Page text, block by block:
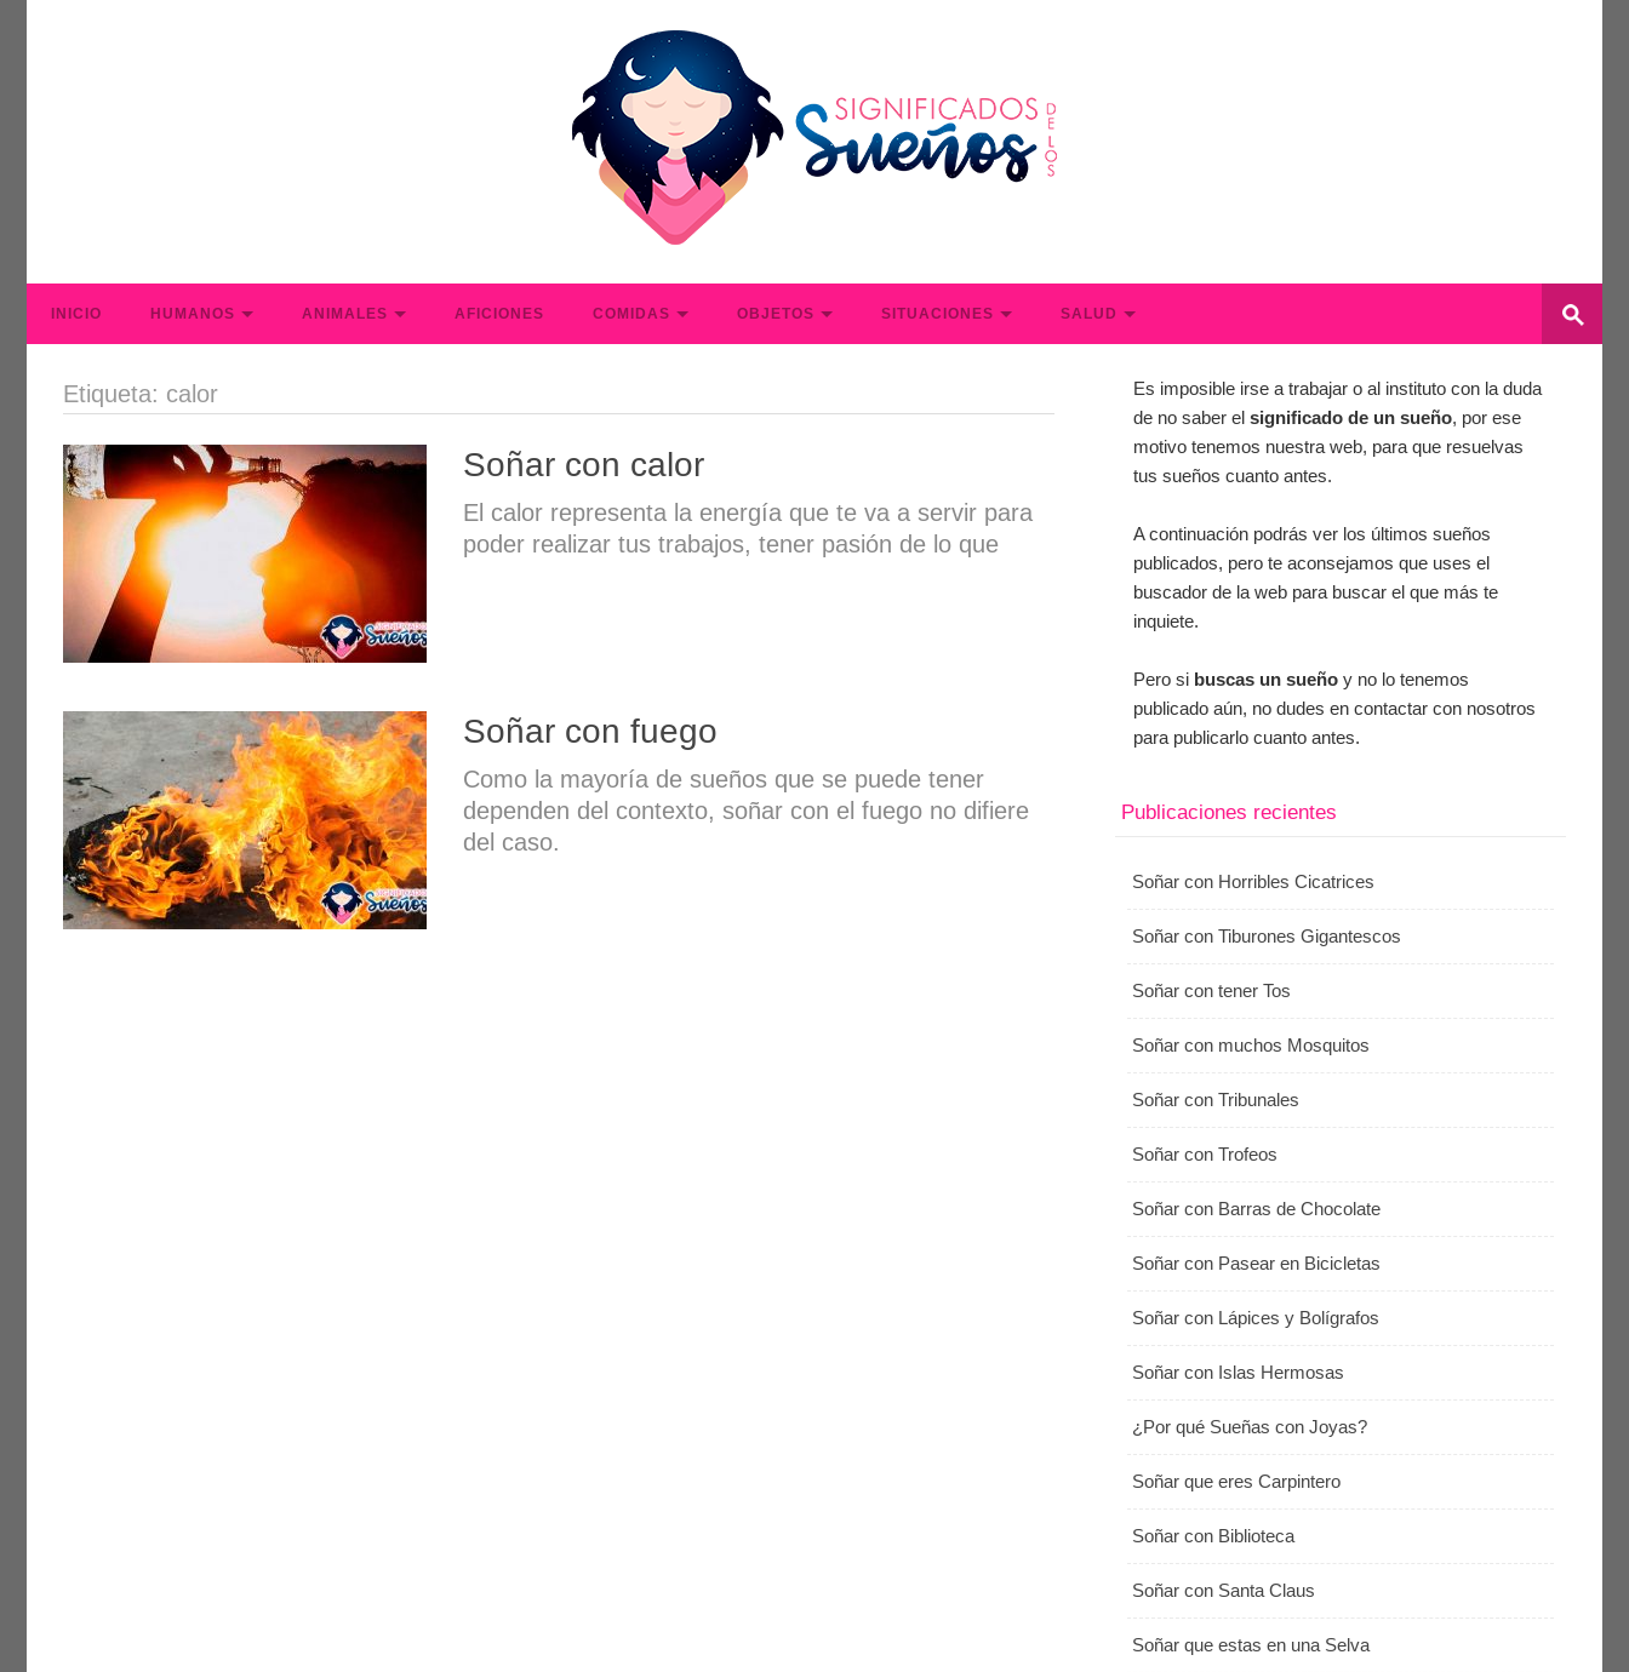
INICIO HUMANOS ANIMALES AFICIONES COMIDAS OBJETOS SITUACIONES SALUD
Etiqueta: calor
Soñar con calor
El calor representa la energía que te va a servir para
poder realizar tus trabajos, tener pasión de lo que
Soñar con fuego
Como la mayoría de sueños que se puede tener
dependen del contexto, soñar con el fuego no difiere
del caso.
Es imposible irse a trabajar o al instituto con la duda
de no saber el significado de un sueño, por ese
motivo tenemos nuestra web, para que resuelvas
tus sueños cuanto antes.
A continuación podrás ver los últimos sueños
publicados, pero te aconsejamos que uses el
buscador de la web para buscar el que más te
inquiete.
Pero si buscas un sueño y no lo tenemos
publicado aún, no dudes en contactar con nosotros
para publicarlo cuanto antes.
Publicaciones recientes
Soñar con Horribles Cicatrices
Soñar con Tiburones Gigantescos
Soñar con tener Tos
Soñar con muchos Mosquitos
Soñar con Tribunales
Soñar con Trofeos
Soñar con Barras de Chocolate
Soñar con Pasear en Bicicletas
Soñar con Lápices y Bolígrafos
Soñar con Islas Hermosas
¿Por qué Sueñas con Joyas?
Soñar que eres Carpintero
Soñar con Biblioteca
Soñar con Santa Claus
Soñar que estas en una Selva